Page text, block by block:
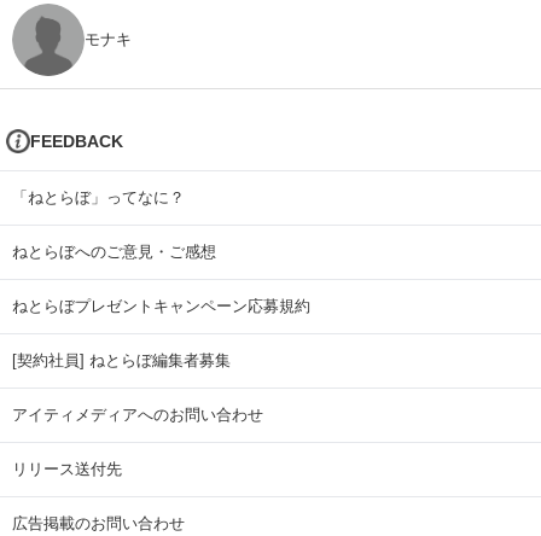
モナキ
FEEDBACK
「ねとらぼ」ってなに？
ねとらぼへのご意見・ご感想
ねとらぼプレゼントキャンペーン応募規約
[契約社員] ねとらぼ編集者募集
アイティメディアへのお問い合わせ
リリース送付先
広告掲載のお問い合わせ